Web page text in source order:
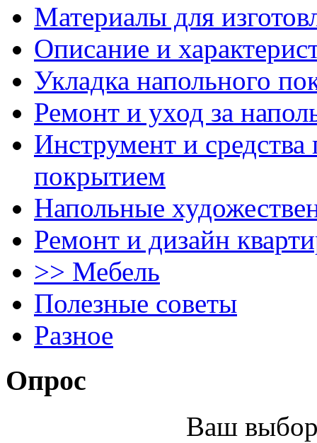
Материалы для
Описание и
Укладка напольного
Ремонт и уход за
Инструмент и
покрытием
Напольные
Ремонт и дизайн
>> Мебель
Полезные советы
Разное
Опрос
Ваш выбор